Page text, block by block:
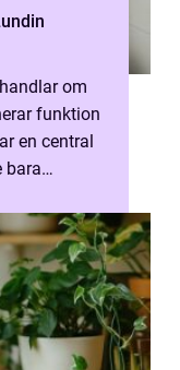
om
funktion
en central
bara